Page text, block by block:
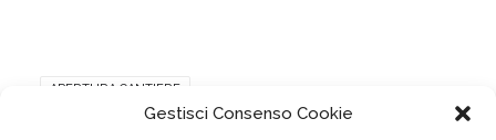
Gestisci Consenso Cookie
APERTURA CANTIERE